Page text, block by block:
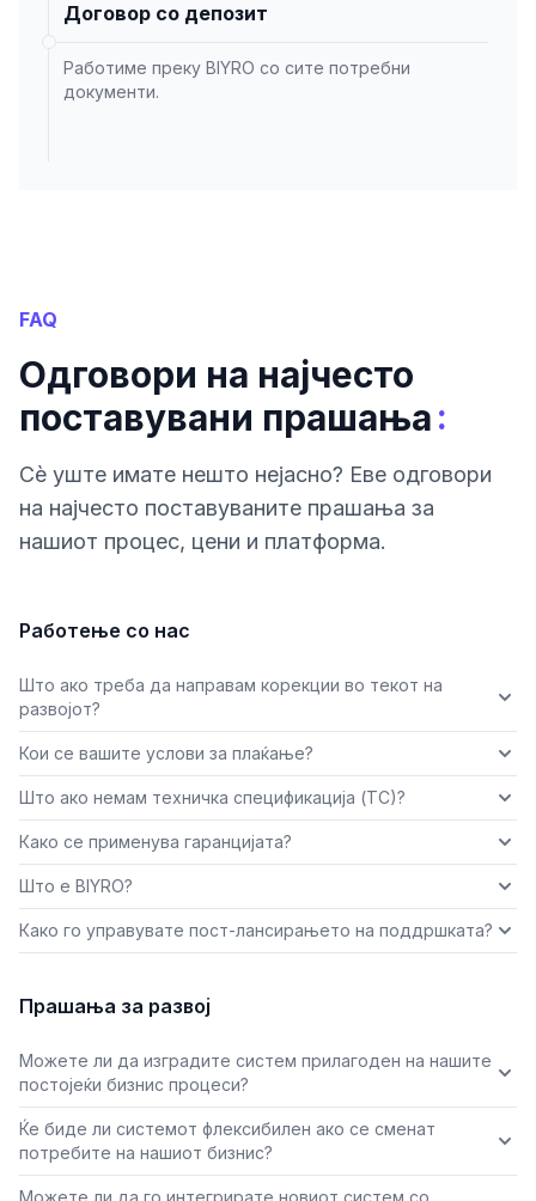
Договор со депозит
Работиме преку BIYRO со сите потребни
документи.
FAQ
Одговори на најчесто
поставувани прашања:
Сè уште имате нешто нејасно? Еве одговори
на најчесто поставуваните прашања за
нашиот процес, цени и платформа.
Работење со нас
Што ако треба да направам корекции во текот на
развојот?
Кои се вашите услови за плаќање?
Што ако немам техничка спецификација (ТС)?
Како се применува гаранцијата?
Што е BIYRO?
Како го управувате пост-лансирањето на поддршката?
Прашања за развој
Можете ли да изградите систем прилагоден на нашите
постојеќи бизнис процеси?
Ќе биде ли системот флексибилен ако се сменат
потребите на нашиот бизнис?